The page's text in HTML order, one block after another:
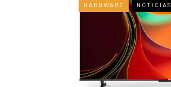
HARDWARE NOTICIAS